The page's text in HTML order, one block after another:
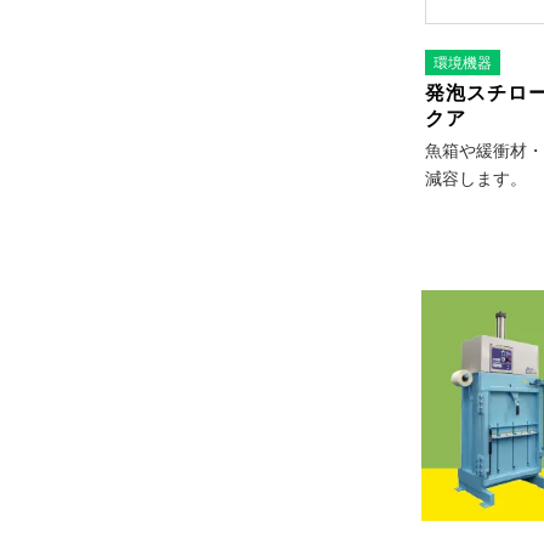
環境機器
発泡スチロ
クア
魚箱や緩衝材
減容します。